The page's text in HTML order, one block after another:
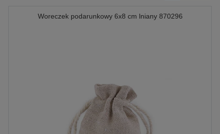
Woreczek podarunkowy 6x8 cm lniany 870296